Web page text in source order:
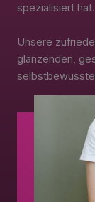
spezialisiert hat.
Unsere
glänzenden,